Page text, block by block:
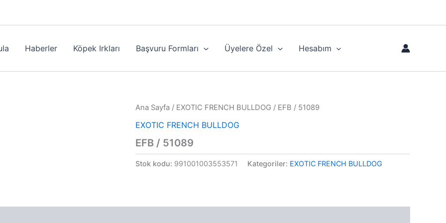
Haberler Köpek Irkları Başvuru Formları Üyelere Özel Hesabım
Ana Sayfa / EXOTIC FRENCH BULLDOG / EFB / 51089
EXOTIC FRENCH BULLDOG
EFB / 51089
Stok kodu: 991001003553571 Kategoriler: EXOTIC FRENCH BULLDOG